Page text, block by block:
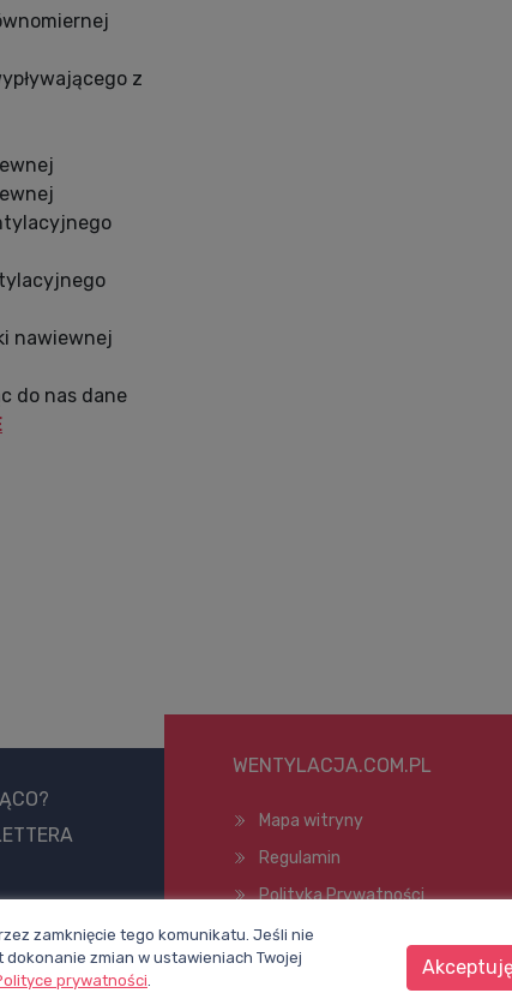
z
nawiewnej
do nas dane
profil na
Facebooku
WENTYLACJA.COM.PL
Mapa witryny
Regulamin
Polityka Prywatności
Pomoc
zamknięcie tego komunikatu. Jeśli nie
zmian w ustawieniach Twojej
prywatności.